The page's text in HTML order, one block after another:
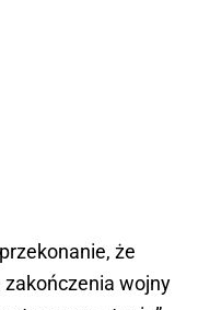
że
wojny